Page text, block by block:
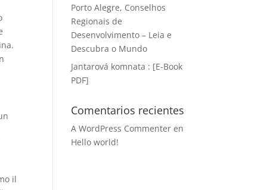
il
Porto Alegre, Conselhos
Regionais de
Desenvolvimento – Leia e
Descubra o Mundo
Jantarová komnata : [E-Book
PDF]
Comentarios recientes
A WordPress Commenter en
Hello world!